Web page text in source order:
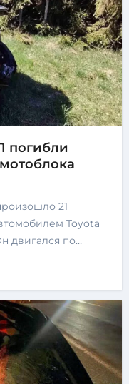
погибли
Toyota
двигался по…